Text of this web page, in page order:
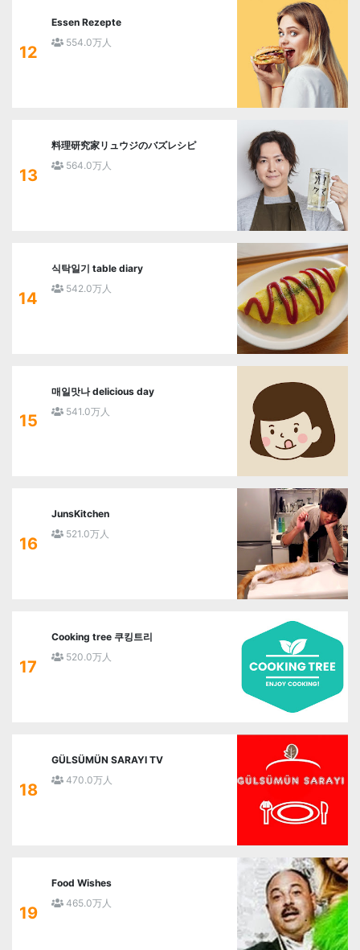
12
Essen Rezepte
554.0万人
13
料理研究家リュウジのバズレシピ
564.0万人
14
식탁일기 table diary
542.0万人
15
매일맛나 delicious day
541.0万人
16
JunsKitchen
521.0万人
17
Cooking tree 쿠킹트리
520.0万人
18
GÜLSÜMÜN SARAYI TV
470.0万人
19
Food Wishes
465.0万人